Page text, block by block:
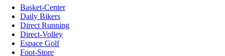
Basket-Center
Daily Bikers
Direct Running
Direct-Volley
Espace Golf
Foot-Store